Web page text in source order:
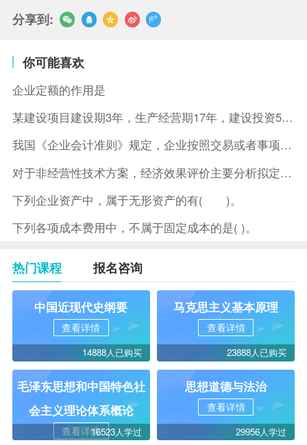
分享到:
你可能喜欢
企业定额的作用是
某建设项目建设期3年，生产经营期17年，建设投资5500万元
我国《企业会计准则》规定，企业按照交易或者事项的经济特征确定
对于非经营性技术方案，经济效果评价主要分析拟定方案的( )。
下列企业资产中，属于无形资产的有( )。
下列各项成本费用中，不属于固定成本的是( )。
热门课程 报名咨询
中国近现代史纲要
查看详情
14888人已购买
马克思主义基本原理
查看详情
23888人已购买
毛泽东思想和中国特色社
会主义理论体系概论
查看详情16523人学过
思想道德与法治
查看详情
29956人学过